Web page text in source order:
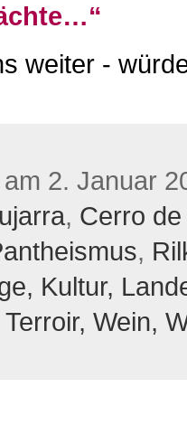
weiter -
am 2. Januar
, Cerro
,
Kultur,
Terroir, Wein,